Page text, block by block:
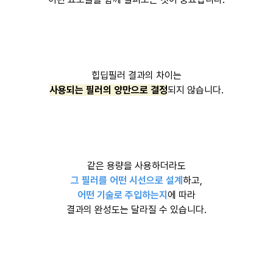
힙딥필러 결과의 차이는
사용되는 필러의 양만으로 결정되지 않습니다.
같은 용량을 사용하더라도
그 필러를 어떤 시선으로 설계 하고,
어떤 기술로 주입하는지 에 따라
결과의 완성도는 달라질 수 있습니다.